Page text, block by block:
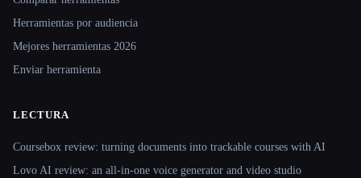
Herramientas por audiencia
Mejores herramientas 2026
Enviar herramienta
LECTURA
Coursebox review: turning documents into trackable courses with AI
Lovo AI review: an all-in-one voice generator and video studio